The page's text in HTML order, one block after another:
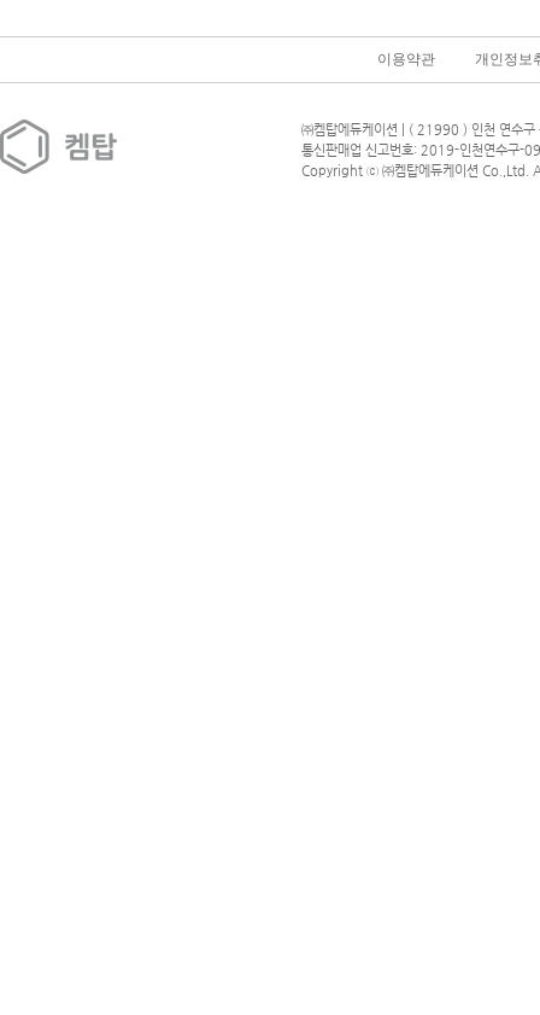
이용약관 개인정보
㈜켐탑에듀케이션 | ( 21990 ) 인천 연수
통신판매업 신고번호: 2019-인천연수구-
Copyright ⓒ ㈜켐탑에듀케이션 Co.,Ltd.